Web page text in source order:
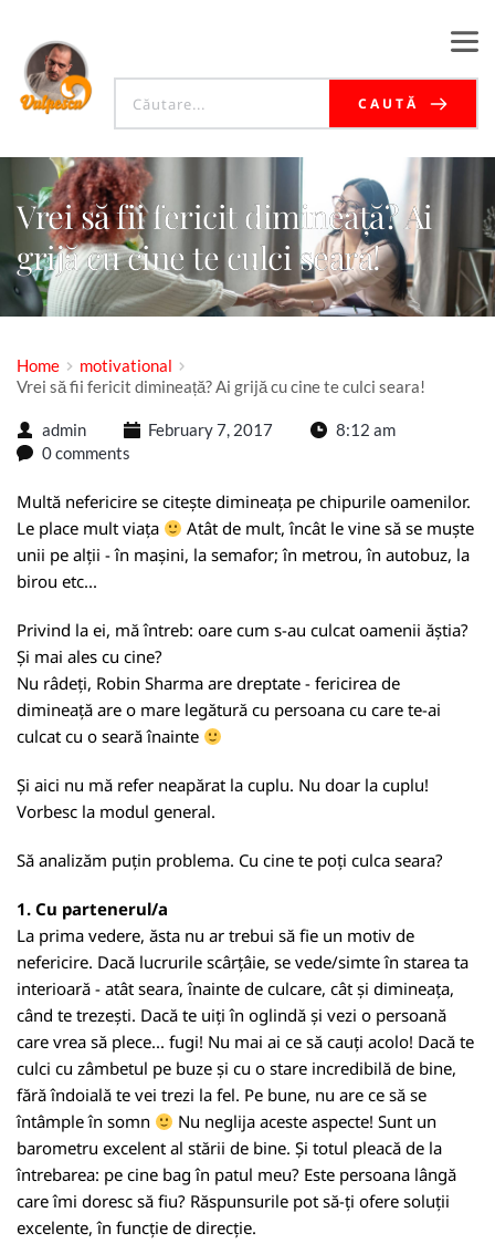
CAUTĂ
Vrei să fii fericit dimineață? Ai
grijă cu cine te culci seara!
Home
motivational
Vrei să fii fericit dimineață? Ai grijă cu cine te culci seara!
admin February 7, 2017
8:12 am
0 comments
Multă nefericire se citește dimineața pe chipurile oamenilor.
Le place mult viața
Atât de mult, încât le vine să se muște
unii pe alții - în mașini, la semafor; în metrou, în autobuz, la
birou etc...
Privind la ei, mă întreb: oare cum s-au culcat oamenii ăștia?
Și mai ales cu cine?
Nu râdeți, Robin Sharma are dreptate - fericirea de
dimineață are o mare legătură cu persoana cu care te-ai
culcat cu o seară înainte
Și aici nu mă refer neapărat la cuplu. Nu doar la cuplu!
Vorbesc la modul general.
Să analizăm puțin problema. Cu cine te poți culca seara?
1. Cu partenerul/a
La prima vedere, ăsta nu ar trebui să fie un motiv de
nefericire. Dacă lucrurile scârțâie, se vede/simte în starea ta
interioară - atât seara, înainte de culcare, cât și dimineața,
când te trezești. Dacă te uiți în oglindă și vezi o persoană
care vrea să plece... fugi! Nu mai ai ce să cauți acolo! Dacă te
culci cu zâmbetul pe buze și cu o stare incredibilă de bine,
fără îndoială te vei trezi la fel. Pe bune, nu are ce să se
întâmple în somn
Nu neglija aceste aspecte! Sunt un
barometru excelent al stării de bine. Și totul pleacă de la
întrebarea: pe cine bag în patul meu? Este persoana lângă
care îmi doresc să fiu? Răspunsurile pot să-ți ofere soluții
excelente, în funcție de direcție.